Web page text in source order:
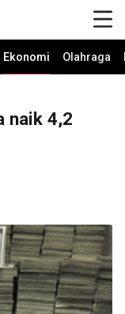
Ekonomi Olahraga
naik 4,2